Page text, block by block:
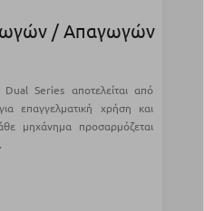
/ Απαγωγών
Series αποτελείται από
επαγγελματική χρήση και
μηχάνημα προσαρμόζεται